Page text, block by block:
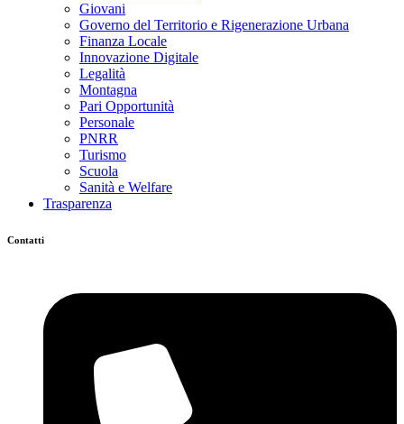
Giovani
Governo del Territorio e Rigenerazione Urbana
Finanza Locale
Innovazione Digitale
Legalità
Montagna
Pari Opportunità
Personale
PNRR
Turismo
Scuola
Sanità e Welfare
Trasparenza
Contatti